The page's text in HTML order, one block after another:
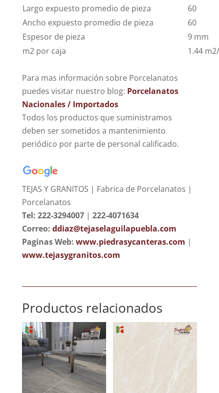
Largo expuesto promedio de pieza
60
Ancho expuesto promedio de pieza
60
Espesor de pieza
9 mm
m2 por caja
1.44
Para mas información sobre Porcelanatos
puedes visitar nuestro blog: Porcelanatos
Nacionales / Importados
Todos los productos que suministramos
deben ser sometidos a mantenimiento
periódico por parte de personal calificado.
TEJAS Y GRANITOS | Fabrica de Porcelanatos |
Porcelanatos
Tel: 222-3294007| 222-4071634
Correo: ddiaz@tejaselaguilapuebla.com
Paginas Web: www.piedrasycanteras.com |
www.tejasygranitos.com
Productos relacionados